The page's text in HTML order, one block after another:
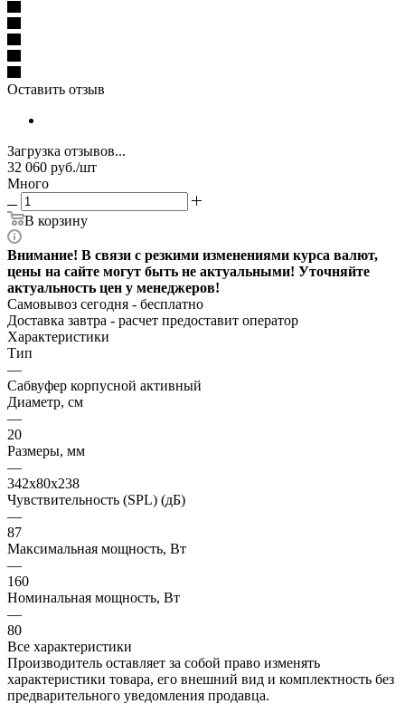
Оставить отзыв
Загрузка отзывов...
32 060 руб./шт
Много
В корзину
Внимание! В связи с резкими изменениями курса валют,
цены на сайте могут быть не актуальными! Уточняйте
актуальность цен у менеджеров!
Самовывоз сегодня - бесплатно
Доставка завтра - расчет предоставит оператор
Характеристики
Тип
—
Сабвуфер корпусной активный
Диаметр, см
—
20
Размеры, мм
—
342х80х238
Чувствительность (SPL) (дБ)
—
87
Максимальная мощность, Вт
—
160
Номинальная мощность, Вт
—
80
Все характеристики
Производитель оставляет за собой право изменять
характеристики товара, его внешний вид и комплектность без
предварительного уведомления продавца.